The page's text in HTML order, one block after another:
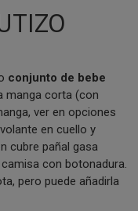
conjunto de bebe
manga corta (con
ver en opciones
cubre pañal gasa
con botonadura.
pero puede añadirla